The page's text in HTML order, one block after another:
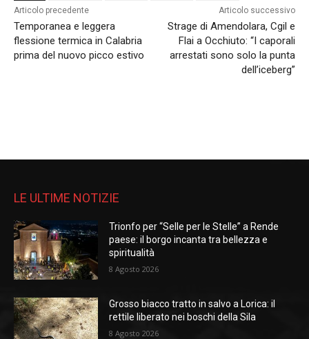
Articolo precedente
Temporanea e leggera
flessione termica in Calabria
prima del nuovo picco estivo
Articolo successivo
Strage di Amendolara, Cgil e
Flai a Occhiuto: “I caporali
arrestati sono solo la punta
dell’iceberg”
LE ULTIME NOTIZIE
Trionfo per “Selle per le Stelle” a Rende
paese: il borgo incanta tra bellezza e
spiritualità
8 Agosto 2026
Grosso biacco tratto in salvo a Lorica: il
rettile liberato nei boschi della Sila
8 Agosto 2026